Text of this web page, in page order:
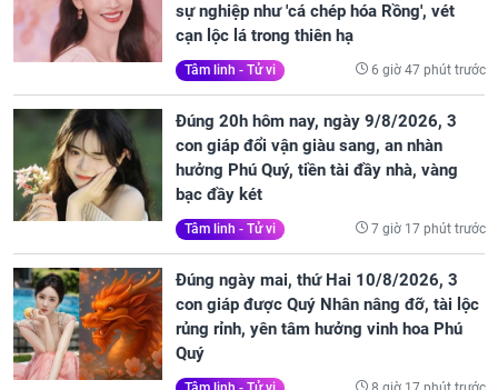
sự nghiệp như 'cá chép hóa Rồng', vét
cạn lộc lá trong thiên hạ
Tâm linh - Tử vi 6 giờ 47 phút trước
Đúng 20h hôm nay, ngày 9/8/2026, 3
con giáp đổi vận giàu sang, an nhàn
hưởng Phú Quý, tiền tài đầy nhà, vàng
bạc đầy két
Tâm linh - Tử vi 7 giờ 17 phút trước
Đúng ngày mai, thứ Hai 10/8/2026, 3
con giáp được Quý Nhân nâng đỡ, tài lộc
rủng rỉnh, yên tâm hưởng vinh hoa Phú
Quý